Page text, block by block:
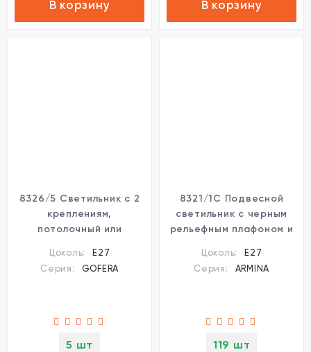
В корзину В корзину
8326/5 Светильник с 2
креплениям,
потолочный или
плафон 50см зеленого
цвета E27 5x60W 220V
Цоколь:
E27
Серия:
GOFERA
5 шт
8321/1C Подвесной
светильник с черным
рельефным плафоном и
зажимом провода под
лампу E27 макс 60W
Цоколь:
E27
Серия:
ARMINA
119 шт